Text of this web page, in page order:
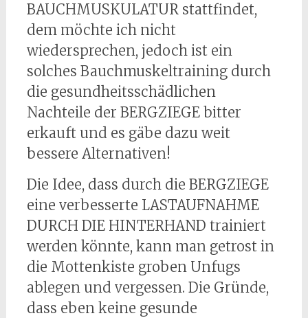
BAUCHMUSKULATUR stattfindet,
dem möchte ich nicht
wiedersprechen, jedoch ist ein
solches Bauchmuskeltraining durch
die gesundheitsschädlichen
Nachteile der BERGZIEGE bitter
erkauft und es gäbe dazu weit
bessere Alternativen!
Die Idee, dass durch die BERGZIEGE
eine verbesserte LASTAUFNAHME
DURCH DIE HINTERHAND trainiert
werden könnte, kann man getrost in
die Mottenkiste groben Unfugs
ablegen und vergessen. Die Gründe,
dass eben keine gesunde